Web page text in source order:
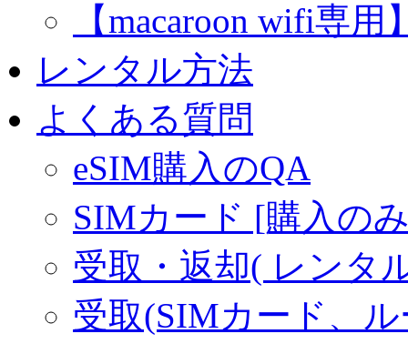
【macaroon wifi専
レンタル方法
よくある質問
eSIM購入のQA
SIMカード [購入の
受取・返却( レンタ
受取(SIMカード、